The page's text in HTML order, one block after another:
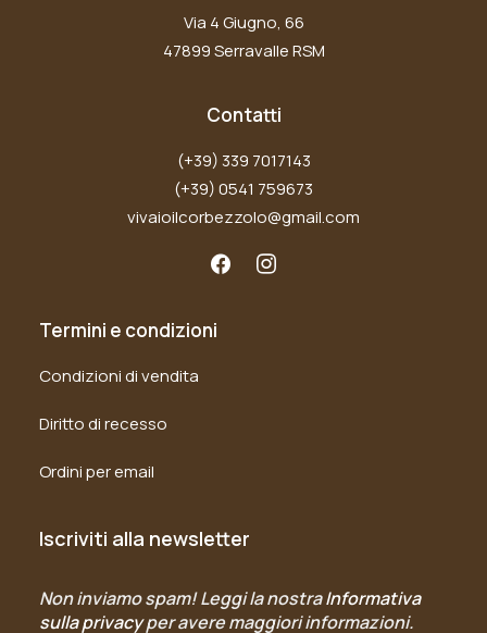
Via 4 Giugno, 66
47899 Serravalle RSM
Contatti
(+39) 339 7017143
(+39) 0541 759673
vivaioilcorbezzolo@gmail.com
Termini e condizioni
Condizioni di vendita
Diritto di recesso
Ordini per email
Iscriviti alla newsletter
Non inviamo spam! Leggi la nostraInformativa
sulla privacyper avere maggiori informazioni.